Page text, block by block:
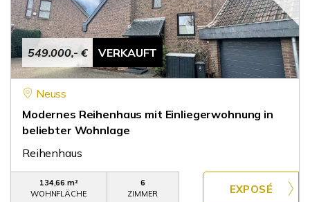
549.000,- € VERKAUFT
Neuss
Modernes Reihenhaus mit Einliegerwohnung in
beliebter Wohnlage
Reihenhaus
134,66 m²
WOHNFLÄCHE
6
ZIMMER